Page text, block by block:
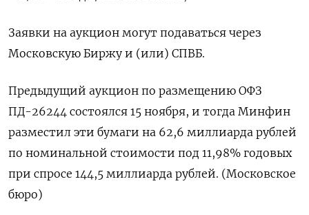
Заявки на аукцион могут подаваться через
Московскую Биржу и (или) СПВБ.
Предыдущий аукцион по размещению ОФЗ
ПД-26244 состоялся 15 ноября, и тогда Минфин
разместил эти бумаги на 62,6 миллиарда рублей
по номинальной стоимости под 11,98% годовых
при спросе 144,5 миллиарда рублей. (Московское
бюро)